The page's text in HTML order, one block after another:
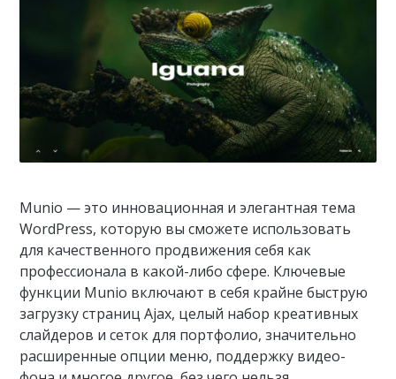
Munio — это инновационная и элегантная тема
WordPress, которую вы сможете использовать
для качественного продвижения себя как
профессионала в какой-либо сфере. Ключевые
функции Munio включают в себя крайне быструю
загрузку страниц Ajax, целый набор креативных
слайдеров и сеток для портфолио, значительно
расширенные опции меню, поддержку видео-